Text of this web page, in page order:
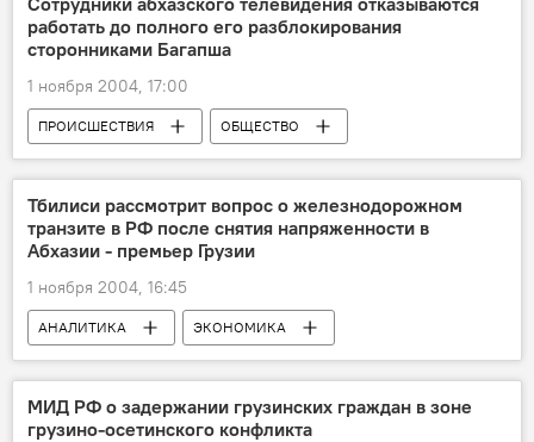
работать до полного его разблокирования
сторонниками Багапша
1 ноября 2004, 17:00
ПРОИСШЕСТВИЯ ОБЩЕСТВО
Тбилиси рассмотрит вопрос о железнодорожном
транзите в РФ после снятия напряженности в
Абхазии - премьер Грузии
1 ноября 2004, 16:45
АНАЛИТИКА
ЭКОНОМИКА
ОБЩЕСТВО
МИД РФ о задержании грузинских граждан в зоне
грузино-осетинского конфликта